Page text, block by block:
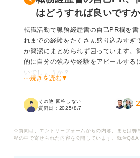
はどうすれば良いです
転職活動で職務経歴書の自己PR欄を書
れまでの経験をたくさん盛り込みすぎ
か簡潔にまとめられず困っています。
的に自分の強みや経験をアピールする
いでしょうか？
はないかと不安です。短い文章で、自
⋯続きを読む▼
その他 回答しない
質問日： 2025/8/7 2
※質問は、エントリーフォームからの内容、または弊
程の中で寄せられた内容を公開しています。就活Q&A